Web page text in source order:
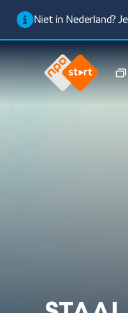
Niet in Nederland?